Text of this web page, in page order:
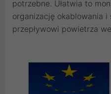
potrzebne. Ułatwia to
organizację okablowania i
przepływowi powietrza